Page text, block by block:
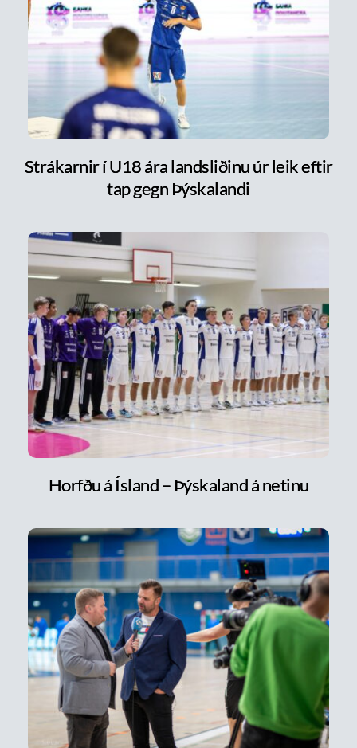
Strákarnir í U18 ára landsliðinu úr leik eftir
tap gegn Þýskalandi
Horfðu á Ísland – Þýskaland á netinu